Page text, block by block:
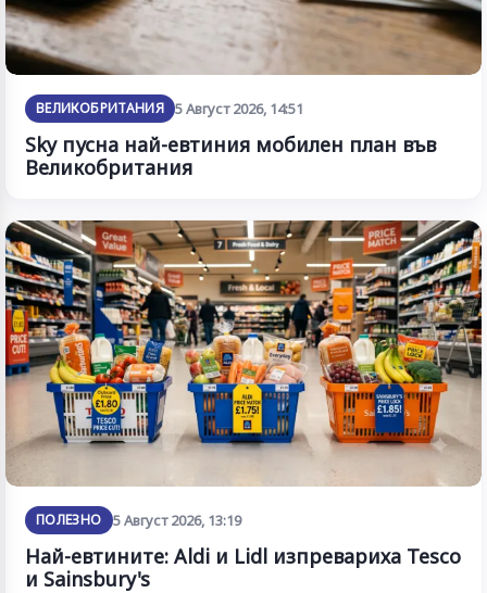
ВЕЛИКОБРИТАНИЯ 5 Август 2026, 14:51
Sky пусна най-евтиния мобилен план във
Великобритания
ПОЛЕЗНО 5 Август 2026, 13:19
Най-евтините: Aldi и Lidl изпревариха Tesco
и Sainsbury's